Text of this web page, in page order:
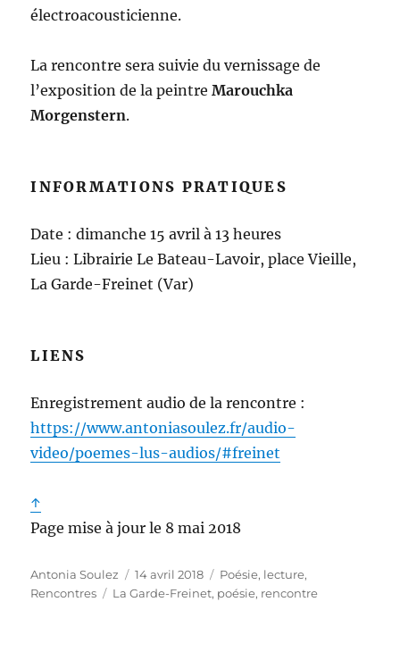
électroacousticienne.
La rencontre sera suivie du vernissage de
l’exposition de la peintreMarouchka
Morgenstern.
INFORMATIONS PRATIQUES
Date : dimanche 15 avril à 13 heures
Lieu : Librairie Le Bateau-Lavoir, place Vieille,
La Garde-Freinet (Var)
LIENS
Enregistrement audio de la rencontre :
https://www.antoniasoulez.fr/audio-
video/poemes-lus-audios/#freinet
↑
Page mise à jour le 8 mai 2018
Auteur
Antonia Soulez
Publié
le
14 avril 2018 Catégories
Poésie, lecture,
Rencontres
Étiquettes
La Garde-Freinet, poésie, rencontre